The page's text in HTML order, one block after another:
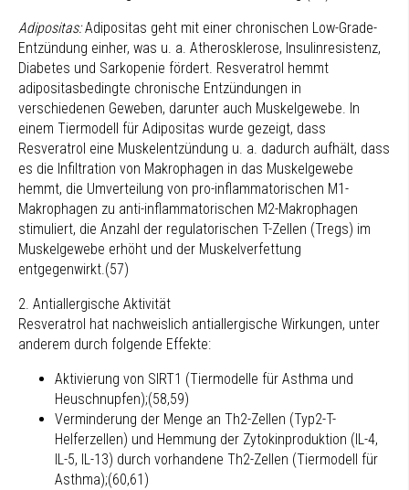
Adipositas:Adipositas geht mit einer chronischen Low-Grade-
Entzündung einher, was u. a. Atherosklerose, Insulinresistenz,
Diabetes und Sarkopenie fördert. Resveratrol hemmt
adipositasbedingte chronische Entzündungen in
verschiedenen Geweben, darunter auch Muskelgewebe. In
einem Tiermodell für Adipositas wurde gezeigt, dass
Resveratrol eine Muskelentzündung u. a. dadurch aufhält, dass
es die Infiltration von Makrophagen in das Muskelgewebe
hemmt, die Umverteilung von pro-inflammatorischen M1-
Makrophagen zu anti-inflammatorischen M2-Makrophagen
stimuliert, die Anzahl der regulatorischen T-Zellen (Tregs) im
Muskelgewebe erhöht und der Muskelverfettung
entgegenwirkt.(57)
2. Antiallergische Aktivität
Resveratrol hat nachweislich antiallergische Wirkungen, unter
anderem durch folgende Effekte:
Aktivierung von SIRT1 (Tiermodelle für Asthma und
Heuschnupfen);(58,59)
Verminderung der Menge an Th2-Zellen (Typ2-T-
Helferzellen) und Hemmung der Zytokinproduktion (IL-4,
IL-5, IL-13) durch vorhandene Th2-Zellen (Tiermodell für
Asthma);(60,61)